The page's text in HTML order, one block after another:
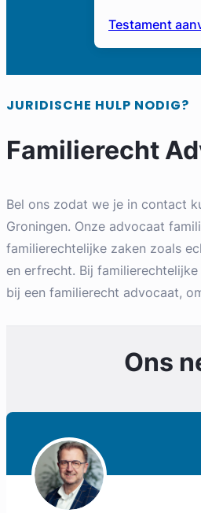
Testament
JURIDISCHE HULP NODIG?
Familierecht
Bel ons zodat we je in contact
Groningen. Onze advocaat
familierechtelijke zaken zoals
en erfrecht. Bij
bij een familierecht advocaat,
Ons